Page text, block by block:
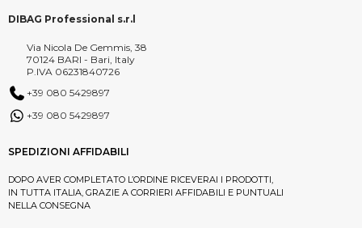
DIBAG Professional s.r.l
Via Nicola De Gemmis, 38
70124 BARI - Bari, Italy
P.IVA 06231840726
+39 080 5429897
+39 080 5429897
SPEDIZIONI AFFIDABILI
DOPO AVER COMPLETATO L’ORDINE RICEVERAI I PRODOTTI,
IN TUTTA ITALIA, GRAZIE A CORRIERI AFFIDABILI E PUNTUALI
NELLA CONSEGNA